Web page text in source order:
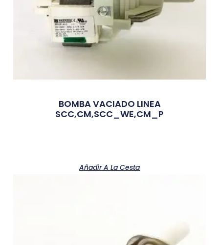
BOMBA VACIADO LINEA
SCC,CM,SCC_WE,CM_P
Añadir A La Cesta